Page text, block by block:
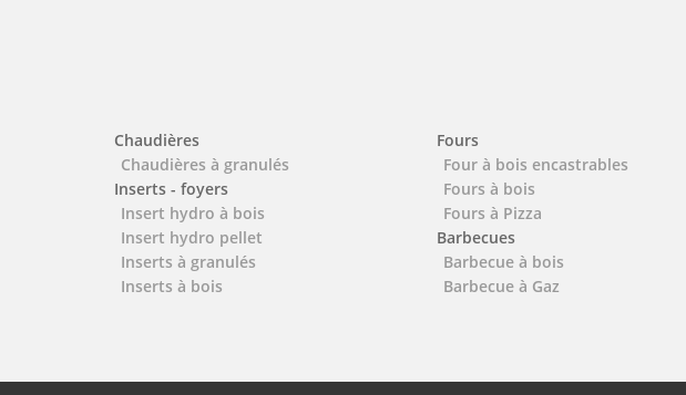
Chaudières
Chaudières à granulés
Inserts - foyers
Insert hydro à bois
Insert hydro pellet
Inserts à granulés
Inserts à bois
Fours
Four à bois encastrables
Fours à bois
Fours à Pizza
Barbecues
Barbecue à bois
Barbecue à Gaz